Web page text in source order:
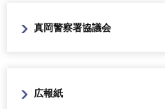
真岡警察署協議会
広報紙